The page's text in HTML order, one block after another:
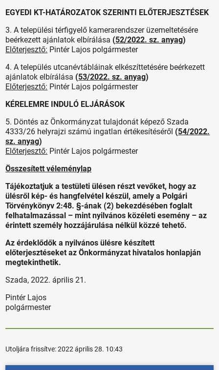
EGYEDI KT-HATÁROZATOK SZERINTI ELŐTERJESZTÉSEK
3. A települési térfigyelő kamerarendszer üzemeltetésére
beérkezett ajánlatok elbírálása (52/2022. sz. anyag)
Előterjesztő: Pintér Lajos polgármester
4. A település utcanévtábláinak elkészíttetésére beérkezett
ajánlatok elbírálása (53/2022. sz. anyag)
Előterjesztő: Pintér Lajos polgármester
KÉRELEMRE INDULÓ ELJÁRÁSOK
5. Döntés az Önkormányzat tulajdonát képező Szada
4333/26 helyrajzi számú ingatlan értékesítéséről (54/2022.
sz. anyag)
Előterjesztő: Pintér Lajos polgármester
Összesített véleménylap
Tájékoztatjuk a testületi ülésen részt vevőket, hogy az
ülésről kép- és hangfelvétel készül, amely a Polgári
Törvénykönyv 2:48. §-ának (2) bekezdésében foglalt
felhatalmazással – mint nyilvános közéleti esemény – az
érintett személy hozzájárulása nélkül közzé tehető.
Az érdeklődők a nyilvános ülésre készített
előterjesztéseket az Önkormányzat hivatalos honlapján
megtekinthetik.
Szada, 2022. április 21.
Pintér Lajos
polgármester
Utoljára frissítve:2022 április 28. 10:43